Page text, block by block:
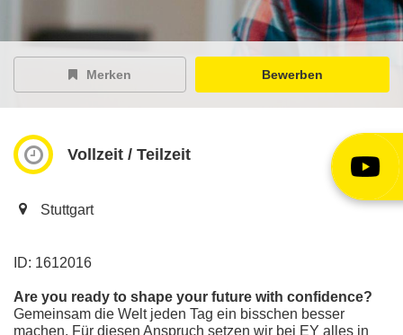
EY Joblight
Merken Bewerben
Vollzeit / Teilzeit
Stuttgart
ID: 1612016
Are you ready to shape your future with confidence?
Gemeinsam die Welt jeden Tag ein bisschen besser
machen. Für diesen Anspruch setzen wir bei EY alles in